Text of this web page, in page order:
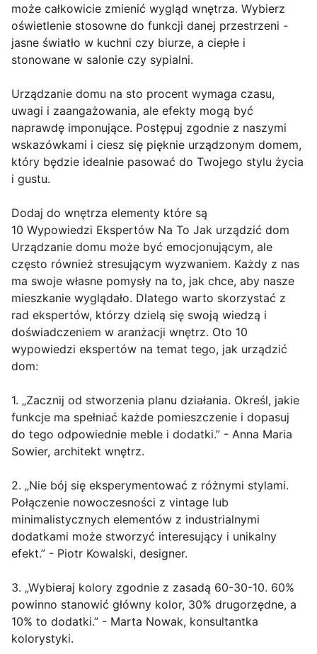
może całkowicie zmienić wygląd wnętrza. Wybierz
oświetlenie stosowne do funkcji danej przestrzeni -
jasne światło w kuchni czy biurze, a ciepłe i
stonowane w salonie czy sypialni.
Urządzanie domu na sto procent wymaga czasu,
uwagi i zaangażowania, ale efekty mogą być
naprawdę imponujące. Postępuj zgodnie z naszymi
wskazówkami i ciesz się pięknie urządzonym domem,
który będzie idealnie pasować do Twojego stylu życia
i gustu.
Dodaj do wnętrza elementy które są
10 Wypowiedzi Ekspertów Na To Jak urządzić dom
Urządzanie domu może być emocjonującym, ale
często również stresującym wyzwaniem. Każdy z nas
ma swoje własne pomysły na to, jak chce, aby nasze
mieszkanie wyglądało. Dlatego warto skorzystać z
rad ekspertów, którzy dzielą się swoją wiedzą i
doświadczeniem w aranżacji wnętrz. Oto 10
wypowiedzi ekspertów na temat tego, jak urządzić
dom:
1. „Zacznij od stworzenia planu działania. Określ, jakie
funkcje ma spełniać każde pomieszczenie i dopasuj
do tego odpowiednie meble i dodatki.” - Anna Maria
Sowier, architekt wnętrz.
2. „Nie bój się eksperymentować z różnymi stylami.
Połączenie nowoczesności z vintage lub
minimalistycznych elementów z industrialnymi
dodatkami może stworzyć interesujący i unikalny
efekt.” - Piotr Kowalski, designer.
3. „Wybieraj kolory zgodnie z zasadą 60-30-10. 60%
powinno stanowić główny kolor, 30% drugorzędne, a
10% to dodatki.” - Marta Nowak, konsultantka
kolorystyki.